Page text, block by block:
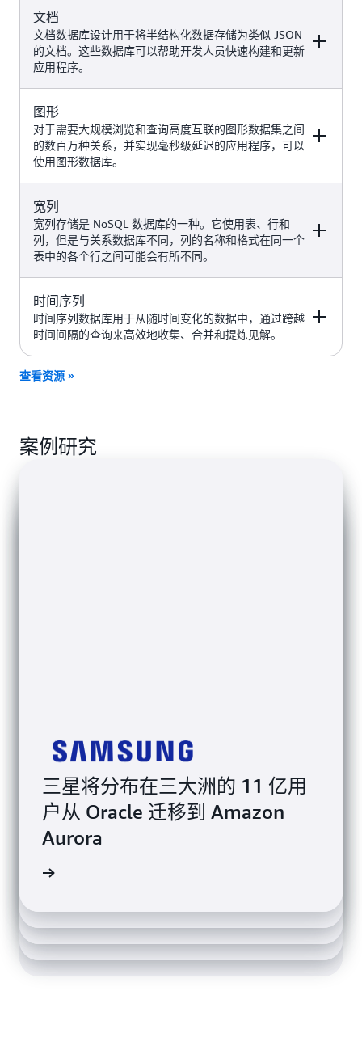
智能使用案例（例如使用
DynamoDB 与 Amazon
OpenSearch Service 的零 ETL 集成
进行相似度搜索）
DynamoDB
示例
缓存、会话管理、游戏排行榜、地
理空间应用程序、生成式人工智能
使用案例（例如具有检索增强生成
的聊天机器人、语义缓存、推荐系
统、欺诈检测等）
MemoryDB
文档
文档数据库设计用于将半结构化数据存储为类似 JSON
的文档。这些数据库可以帮助开发人员快速构建和更新
应用程序。
示例
内容管理、目录、用户档案、生成
式人工智能使用案例（例如带有检
索增强生成的聊天机器人、相似度
搜索、推荐系统等）
图形
对于需要大规模浏览和查询高度互联的图形数据集之间
的数百万种关系，并实现毫秒级延迟的应用程序，可以
使用图形数据库。
示例
欺诈检测、社交网络、推荐引擎、
生成式人工智能使用案例（例如
GraphRAG、增强型欺诈检测、发
现新答案等）
宽列
宽列存储是 NoSQL 数据库的一种。它使用表、行和
列，但是与关系数据库不同，列的名称和格式在同一个
表中的各个行之间可能会有所不同。
示例
用于设备维护、实例集管理和
路线优化的大规模工业应用程
序
Amazon
时间序列
时间序列数据库用于从随时间变化的数据中，通过跨越
时间间隔的查询来高效地收集、合并和提炼见解。
示例
DevOps、工业遥测
查看资源 »
案例研究
三星将分布在三大洲的 11 亿用
户从 Oracle 迁移到 Amazon
Aurora
Experian 使用 Amazon
DynamoDB 和 Amazon Aurora
的高可用性来实现 100% 的运行
A+E Networks 使用 AWS 无服务
器数据库通过创建微服务驱动的
云原生应用程序来辅助扩展
更多
更多
Cathay Pacific 在 AWS 上对其客
运收入优化系统进行现代化改
解更多